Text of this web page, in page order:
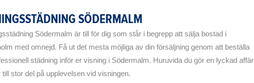
SÖDERMALM
Södermalm är till för dig som står i begrepp att sälja bostad i
med omnejd. Få ut det mesta möjliga av din försäljning genom att beställa
städning inför er visning i Södermalm. Huruvida du gör en lyckad affär
till stor del på upplevelsen vid visningen.